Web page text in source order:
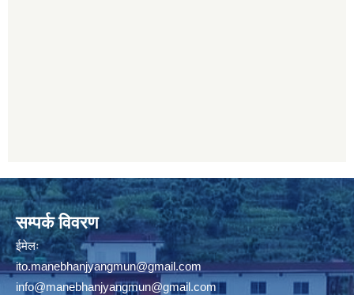
सम्पर्क विवरण
ईमेलः
ito.manebhanjyangmun@gmail.com
info@manebhanjyangmun@gmail.com